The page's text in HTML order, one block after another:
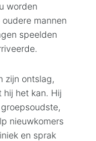
worden
mannen
speelden
zijn ontslag,
hij het kan. Hij
nieuwkomers
en sprak